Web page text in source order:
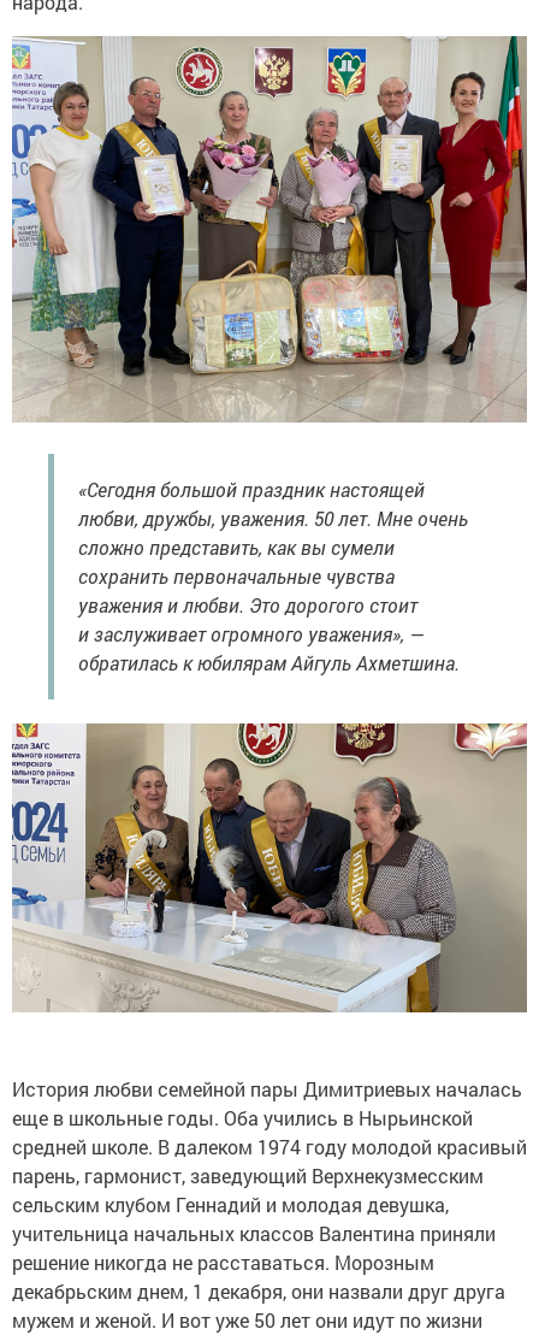
«Сегодня большой праздник настоящей
любви, дружбы, уважения. 50 лет. Мне очень
сложно представить, как вы сумели
сохранить первоначальные чувства
уважения и любви. Это дорогого стоит
и заслуживает огромного уважения», —
обратилась к юбилярам Айгуль Ахметшина.
История любви семейной пары Димитриевых началась
еще в школьные годы. Оба учились в Нырьинской
средней школе. В далеком 1974 году молодой красивый
парень, гармонист, заведующий Верхнекузмесским
сельским клубом Геннадий и молодая девушка,
учительница начальных классов Валентина приняли
решение никогда не расставаться. Морозным
декабрьским днем, 1 декабря, они назвали друг друга
мужем и женой. И вот уже 50 лет они идут по жизни